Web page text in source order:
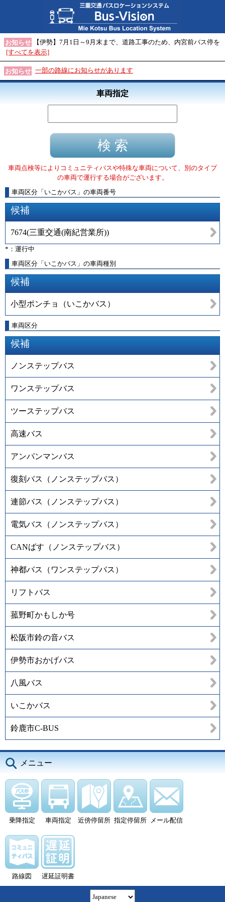
お知らせ
【伊勢】7月1日～9月末まで、道路工事のため、内宮前バス停を
[すべてを表示]
お知らせ 一部の路線にお知らせがあります
車両指定
車両点検等によりコミュニティバスや特殊な車両について、別のタイプ
の車両で運行する場合がございます。
車両区分 「 いこかバス 」 の車両番号
候補
7674(三重交通(南紀営業所))
*：運行中
車両区分「いこかバス」の車両種別
候補
小型ポンチョ（いこかバス）
車両区分
候補
ノンステップバス
ワンステップバス
ツーステップバス
高速バス
アンパンマンバス
復刻バス（ノンステップバス）
連節バス（ノンステップバス）
電気バス（ノンステップバス）
CANばす（ノンステップバス）
神都バス（ワンステップバス）
リフトバス
菰野町かもしか号
松阪市鈴の音バス
伊勢市おかげバス
八風バス
いこかバス
鈴鹿市C-BUS
メニュー
乗降指定 車両指定 近傍停留所 指定停留所 メール配信
路線図 遅延証明書